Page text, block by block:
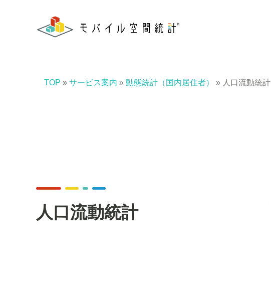
TOP » サービス案内 » 動態統計（国内居住者） » 人口流動統計
人口流動統計